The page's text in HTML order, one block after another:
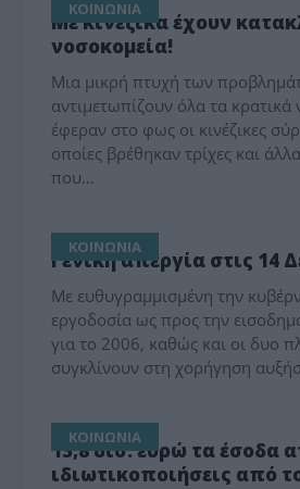
ΚΟΙΝΩΝΙΑ
Με κινέζικα έχουν
νοσοκομεία!
Μια μικρή πτυχή των
αντιμετωπίζουν όλα τα κρατικά
έφεραν στο φως οι κινέζικες
οποίες βρέθηκαν τρίχες και
που…
ΚΟΙΝΩΝΙΑ
Γενική απεργία στις 14
Με ευθυγραμμισμένη την
εργοδοσία ως προς την
για το 2006, καθώς και οι δυο
συγκλίνουν στη χορήγηση
ΚΟΙΝΩΝΙΑ
13,8 δισ. ευρώ τα έσοδα
ιδιωτικοποιήσεις από